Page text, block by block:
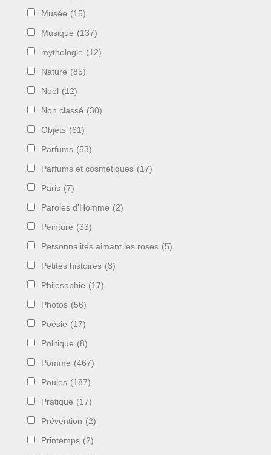
Musée (15)
Musique (137)
mythologie (12)
Nature (85)
Noël (12)
Non classé (30)
Objets (61)
Parfums (53)
Parfums et cosmétiques (17)
Paris (7)
Paroles d'Homme (2)
Peinture (33)
Personnalités aimant les roses (5)
Petites histoires (3)
Philosophie (17)
Photos (56)
Poésie (17)
Politique (8)
Pomme (467)
Poules (187)
Pratique (17)
Prévention (2)
Printemps (2)